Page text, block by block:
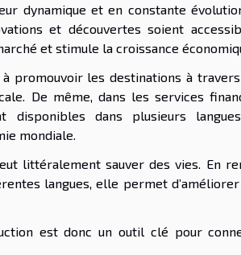
dynamique et en constante
et découvertes soient
et stimule la croissance
promouvoir les destinations à
De même, dans les services
dans plusieurs
mondiale.
littéralement sauver des vies. En
langues, elle permet
est donc un outil clé pour